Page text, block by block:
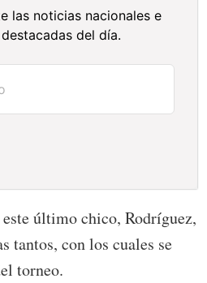
las noticias nacionales e
del día.
último chico, Rodríguez,
tantos, con los cuales se
torneo.